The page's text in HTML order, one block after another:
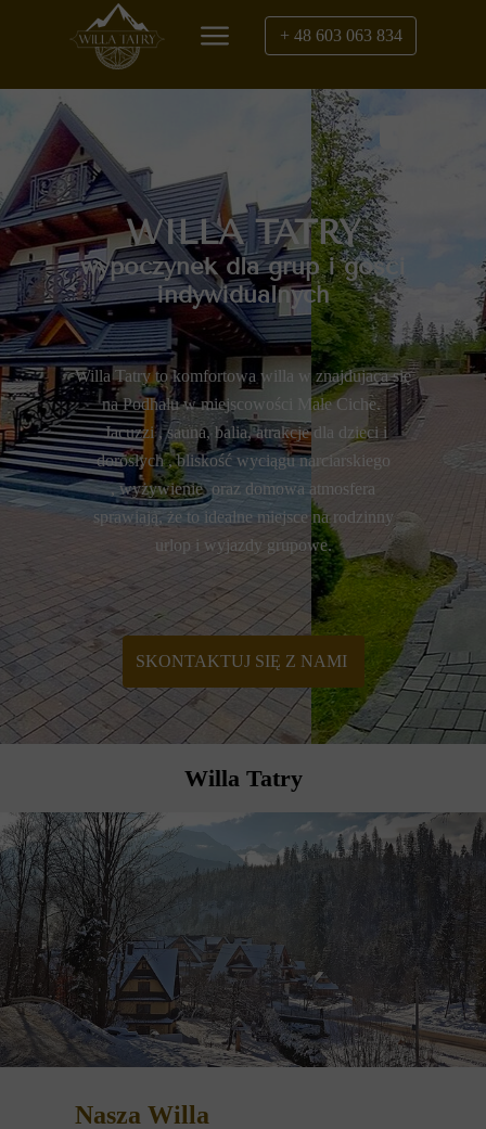
+ 48 603 063 834
Willa Tatry to komfortowa willa w znajdujaca się
na Podhalu w miejscowości Małe Ciche.
Jacuzzi , sauna, balia, atrakcje dla dzieci i
dorosłych , bliskość wyciągu narciarskiego
, wyżywienie oraz domowa atmosfera
sprawiają, że to idealne miejsce na rodzinny
urlop i wyjazdy grupowe.
WILLA TATRY
wypoczynek dla grup i gości
indywidualnych
Willa Tatry
Nasza Willa
SKONTAKTUJ SIĘ Z NAMI